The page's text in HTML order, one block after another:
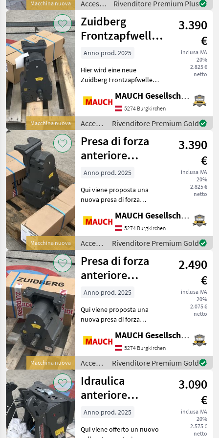
Macchina nuova
Bohrungen bzw. Gewinde
etc. zur Be
Accessori
per
trattore
/
Stemplinger
Rivenditore Premium Plus
Macchina nuova
Zuidberg
Frontzapfwelle
zum MF 6S
Efficient +
Exclusive
3.390
€
inclusa IVA
20%
2.825 €
netto
Anno prod. 2025
Hier wird eine neue
Zuidberg Frontzapfwelle
+ Exclusive angeboten. Das
Gerät ist in Burgkirchen
lagernd. Damit ich mir
ausreichend
MAUCH Gesellschaft m.b.H. & Co.KG
5274 Burgkirchen
Accessori
per
trattore
/
Zuidberg
Rivenditore Premium Gold
Macchina nuova
Presa di forza
anteriore
Zuidberg per MF
7S Efficient +
Exclusive
3.390
€
inclusa IVA
20%
2.825 €
netto
Anno prod. 2025
Qui viene proposta una
nuova presa di forza
compatibile con il modello
MF 7S Efficient + Exclusive.
L'attrezzatura è disponibile
a Burgkirchen.
MAUCH Gesellschaft m.b.H. & Co.KG
5274 Burgkirchen
Accessori
per
trattore
/
Zuidberg
Rivenditore Premium Gold
Macchina nuova
Presa di forza
anteriore
Zuidberg
compatibile con
la serie Valtra G
2.490
€
inclusa IVA
20%
2.075 €
netto
Anno prod. 2025
Qui viene proposta una
nuova presa di forza
compatibile con la serie G
disponibile a Burgkirchen.
Per poter dedicarv
MAUCH Gesellschaft m.b.H. & Co.KG
5274 Burgkirchen
Accessori
per
trattore
/
Zuidberg
Rivenditore Premium Gold
Idraulica
anteriore
Zuidberg per MF
5S
3.090
€
inclusa IVA
20%
2.575 €
netto
Anno prod. 2025
Qui viene offerto un nuovo